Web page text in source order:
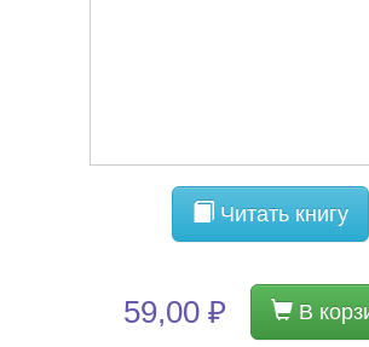
Читать книгу
59,00 ₽ В